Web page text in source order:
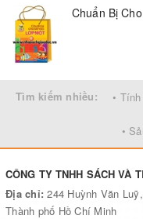
cảm thấy vô cùng thú vị,
kết quả tốt hơn.
Bộ dành cho bé 4-5
Bé tập tô chữ viết hoa
Bé tập tô chữ viết thường
Bé tập tô nét cơ bản
Vở bé nhận biết và làm
Chuẩn Bị
Tìm kiếm nhiều: •
•
CÔNG TY TNHH SÁCH VÀ
Địa chỉ:244 Huỳnh Văn
Thành phố Hồ Chí Minh